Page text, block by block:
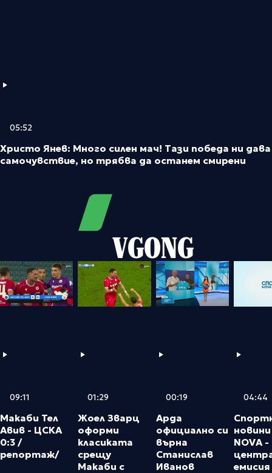
05:52
Христо Янев: Много силен мач! Тази победа ни дава
самочувствие, но трябва да останем смирени
VGONG
09:11
Макаби Тел
Авив - ЦСКА
0:3 /
репортаж/
01:29
Жоел Зварц
оформи
класиката
срещу
Макаби с
00:19
Арда
официално си
върна
Станислав
Иванов
04:44
NOVA -
емисия